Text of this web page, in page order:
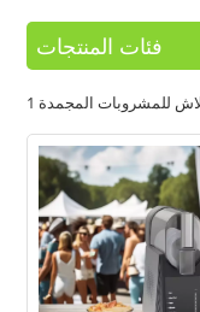
فئات المنتجات